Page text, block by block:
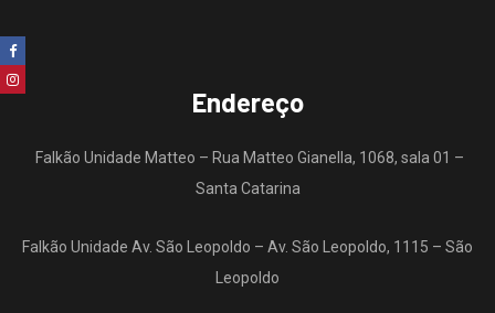
Endereço
Falkão Unidade Matteo – Rua Matteo Gianella, 1068, sala 01 –
Santa Catarina
Falkão Unidade Av. São Leopoldo – Av. São Leopoldo, 1115 – São
Leopoldo